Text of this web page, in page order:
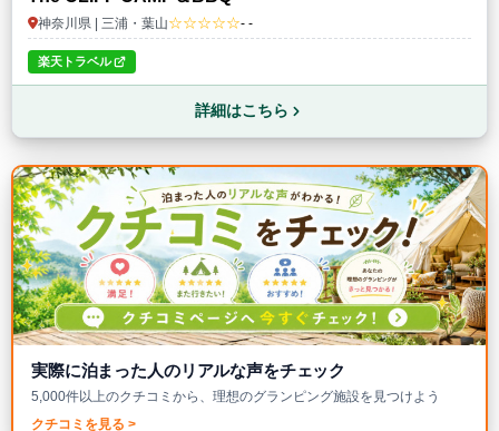
神奈川県 | 三浦・葉山☆☆☆☆☆- -
楽天トラベル
詳細はこちら
実際に泊まった人のリアルな声をチェック
5,000件以上のクチコミから、理想のグランピング施設を見つけよう
クチコミを見る >